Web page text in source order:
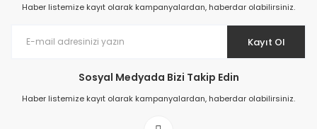
Haber listemize kayıt olarak kampanyalardan, haberdar olabilirsiniz.
Kayıt Ol
Sosyal Medyada Bizi Takip Edin
Haber listemize kayıt olarak kampanyalardan, haberdar olabilirsiniz.